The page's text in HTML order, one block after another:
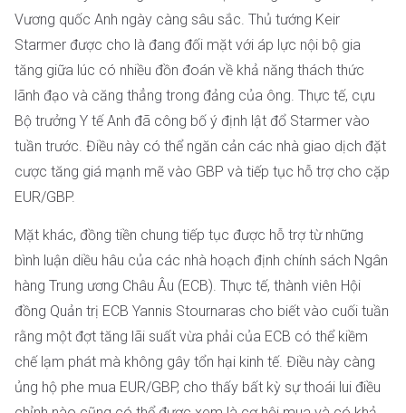
Vương quốc Anh ngày càng sâu sắc. Thủ tướng Keir
Starmer được cho là đang đối mặt với áp lực nội bộ gia
tăng giữa lúc có nhiều đồn đoán về khả năng thách thức
lãnh đạo và căng thẳng trong đảng của ông. Thực tế, cựu
Bộ trưởng Y tế Anh đã công bố ý định lật đổ Starmer vào
tuần trước. Điều này có thể ngăn cản các nhà giao dịch đặt
cược tăng giá mạnh mẽ vào GBP và tiếp tục hỗ trợ cho cặp
EUR/GBP.
Mặt khác, đồng tiền chung tiếp tục được hỗ trợ từ những
bình luận diều hâu của các nhà hoạch định chính sách Ngân
hàng Trung ương Châu Âu (ECB). Thực tế, thành viên Hội
đồng Quản trị ECB Yannis Stournaras cho biết vào cuối tuần
rằng một đợt tăng lãi suất vừa phải của ECB có thể kiềm
chế lạm phát mà không gây tổn hại kinh tế. Điều này càng
ủng hộ phe mua EUR/GBP, cho thấy bất kỳ sự thoái lui điều